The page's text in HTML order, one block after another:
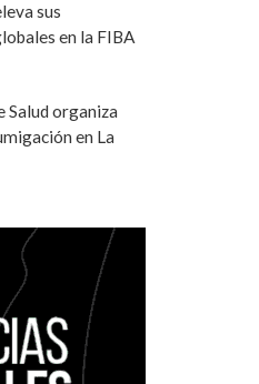
sus
en la FIBA
Salud organiza
en La